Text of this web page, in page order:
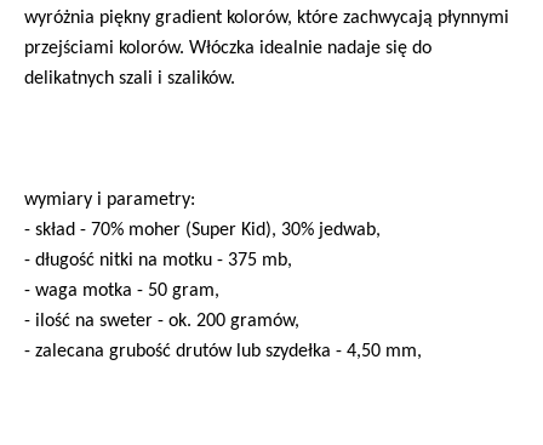
wyróżnia piękny gradient kolorów, które zachwycają płynnymi
przejściami kolorów. Włóczka idealnie nadaje się do
delikatnych szali i szalików.
wymiary i parametry:
- skład - 70% moher (Super Kid), 30% jedwab,
- długość nitki na motku - 375 mb,
- waga motka - 50 gram,
- ilość na sweter - ok. 200 gramów,
- zalecana grubość drutów lub szydełka - 4,50 mm,